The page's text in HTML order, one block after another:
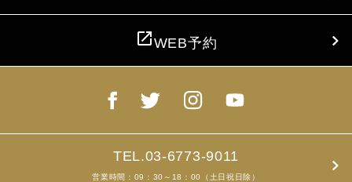
(1) 収集目的、利用範囲をパンフレット、お申込書に明示
(2) お客様の同意がない限り、収集目的以外に使用いたし
し、同意を得ます。
(4) お客様が未成年者の場合、親権者の同意を得ます。
た、お申込のあった旅行の手配及び旅程の管理のために、
以下の当社のグループ企業とお客様情報を共有する場合が
ありますが、厳重に管理・保管いたします。
open_in_newWEB予約
TEL.03-6773-9011
営業時間：09：30～18：00（土日祝日除）